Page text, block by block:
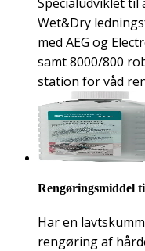
Wet&Dry
med AEG og
samt 8000/800
station for våd
Rengøringsmiddel
Har en
rengøring af